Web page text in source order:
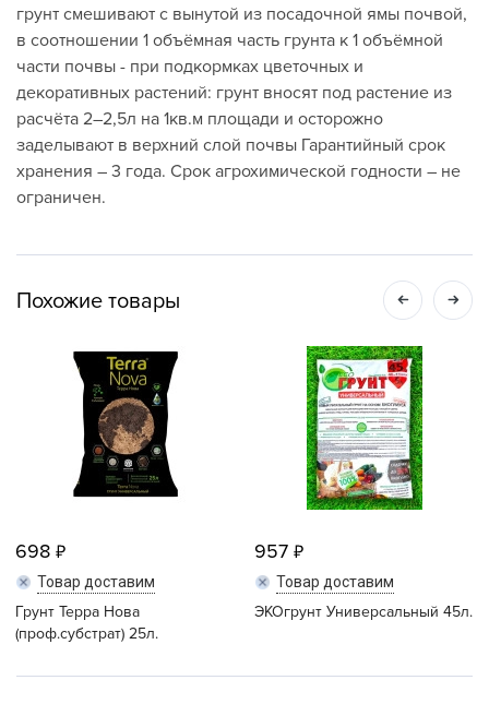
грунт смешивают с вынутой из посадочной ямы почвой,
в соотношении 1 объёмная часть грунта к 1 объёмной
части почвы - при подкормках цветочных и
декоративных растений: грунт вносят под растение из
расчёта 2–2,5л на 1кв.м площади и осторожно
заделывают в верхний слой почвы Гарантийный срок
хранения – 3 года. Срок агрохимической годности – не
ограничен.
Похожие товары
698
Товар доставим
Грунт Терра Нова
(проф.субстрат) 25л.
957
Товар доставим
ЭКОгрунт Универсальный 45л.